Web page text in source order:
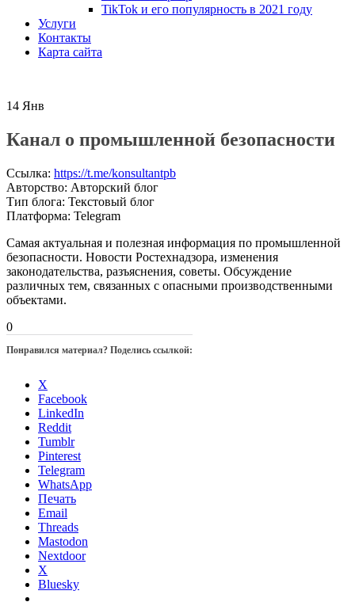
TikTok и его популярность в 2021 году
Услуги
Контакты
Карта сайта
14 Янв
Канал о промышленной безопасности
Ссылка: https://t.me/konsultantpb
Авторство: Авторский блог
Тип блога: Текстовый блог
Платформа: Telegram
Самая актуальная и полезная информация по промышленной
безопасности. Новости Ростехнадзора, изменения
законодательства, разъяснения, советы. Обсуждение
различных тем, связанных с опасными производственными
объектами.
0
Понравился материал? Поделись ссылкой:
X
Facebook
LinkedIn
Reddit
Tumblr
Pinterest
Telegram
WhatsApp
Печать
Email
Threads
Mastodon
Nextdoor
X
Bluesky